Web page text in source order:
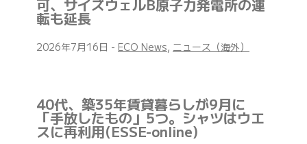
可、サイズウェルB原子力発電所の運
転も延長
2026年7月16日 - ECO News, ニュース（海外）
40代、築35年賃貸暮らしが9月に
「手放したもの」5つ。シャツはウエ
スに再利用(ESSE-online)